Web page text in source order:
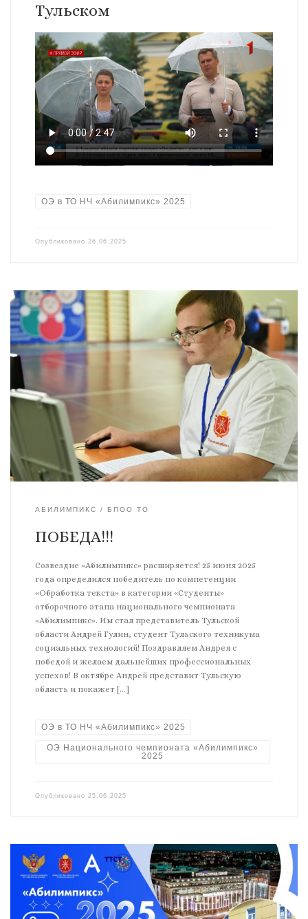
Тульском
ОЭ в ТО НЧ «Абилимпикс» 2025
Опубликовано 26.06.2025
АБИЛИМПИКС БПОО ТО
ПОБЕДА!!!
Созвездие «Абилимпикс» расширяется! 25 июня 2025
года определился победитель по компетенции
«Обработка текста» в категории «Студенты»
отборочного этапа национального чемпионата
«Абилимпикс». Им стал представитель Тульской
области Андрей Гулин, студент Тульского техникума
социальных технологий! Поздравляем Андрея с
победой и желаем дальнейших профессиональных
успехов! В октябре Андрей представит Тульскую
область и покажет […]
ОЭ в ТО НЧ «Абилимпикс» 2025
ОЭ Национального чемпионата «Абилимпикс»
2025
Опубликовано 25.06.2025